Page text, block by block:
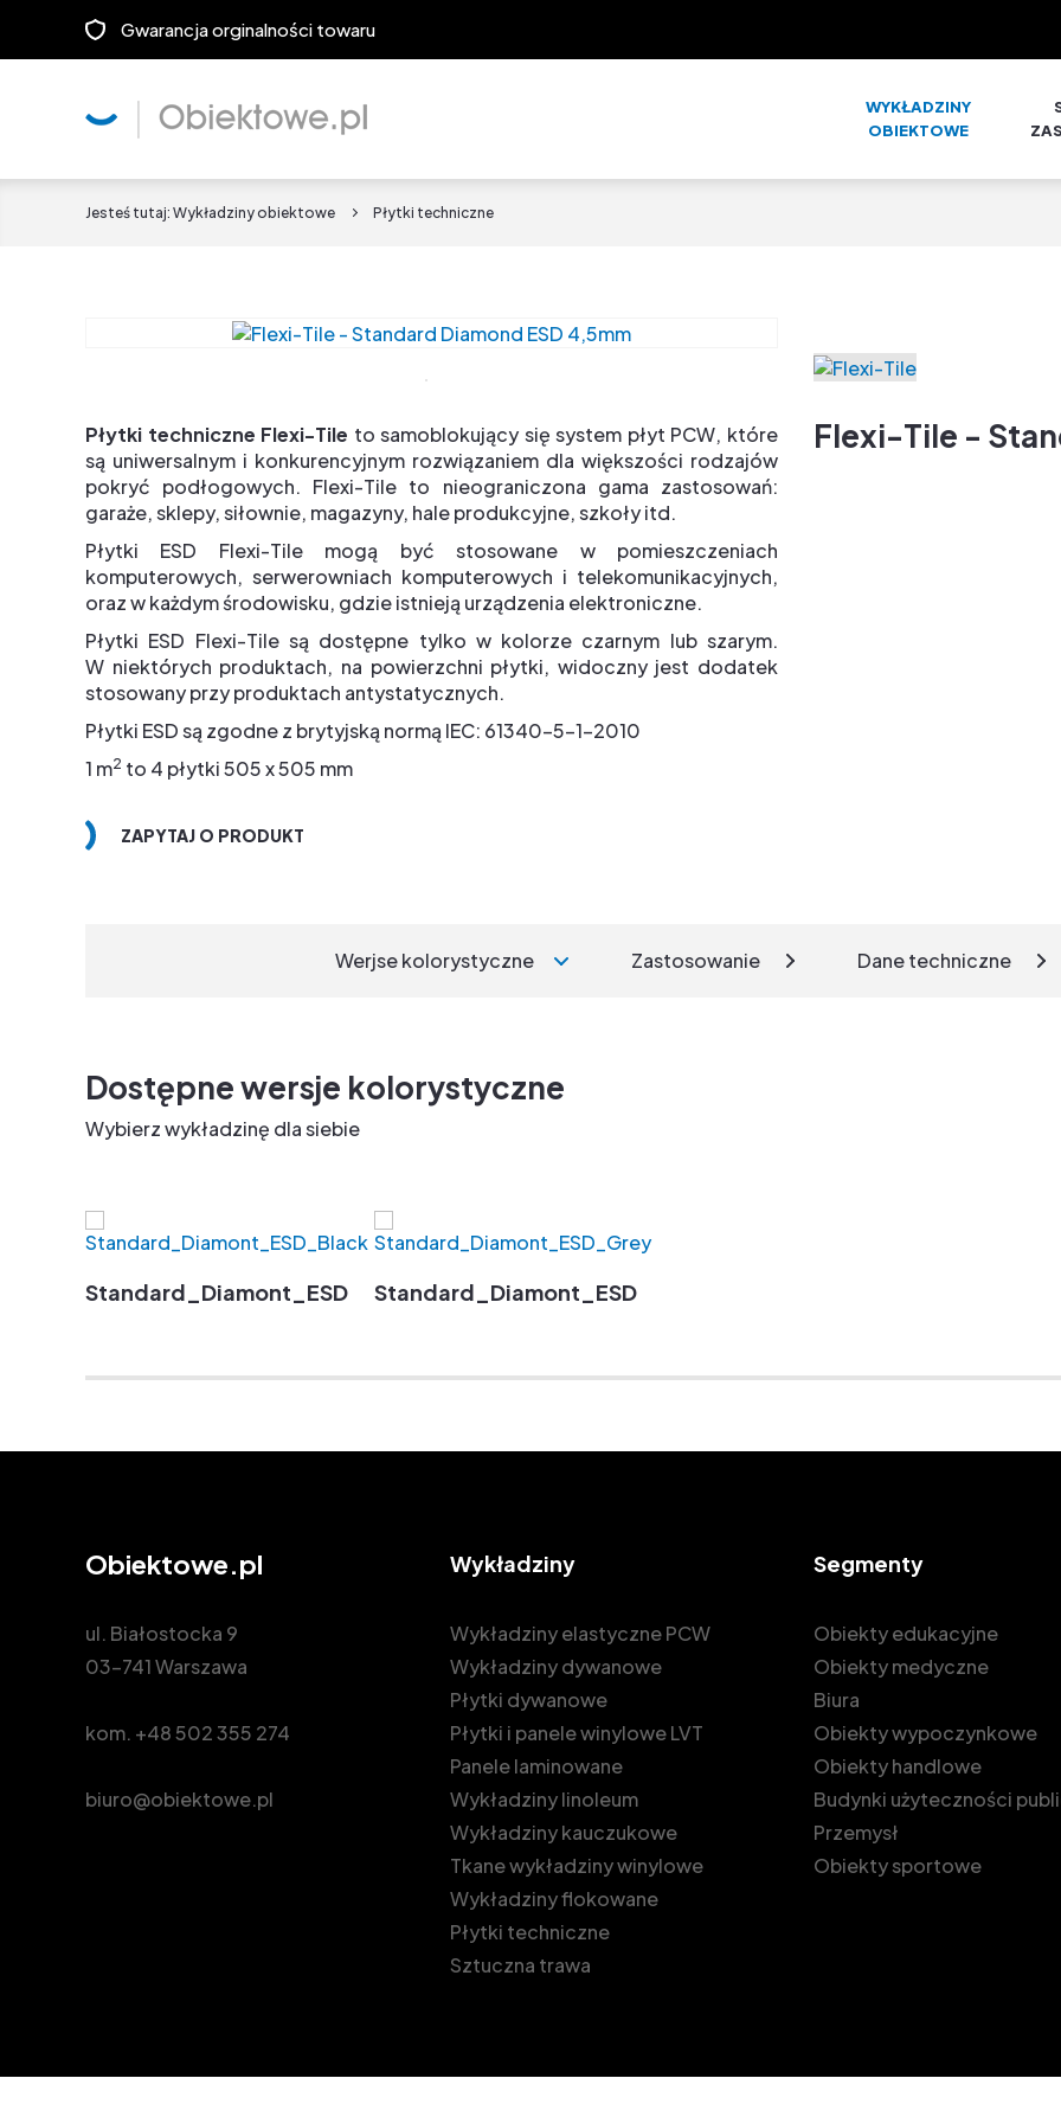
Gwarancja orginalności towaru
WYKŁADZINY
OBIEKTOWE
Jesteś tutaj: Wykładziny obiektowe Płytki techniczne
Flexi-Tile -
Płytki techniczne Flexi-Tile to samoblokujący się system płyt PCW, które
są uniwersalnym i konkurencyjnym rozwiązaniem dla większości rodzajów
pokryć podłogowych. Flexi-Tile to nieograniczona gama zastosowań:
garaże, sklepy, siłownie, magazyny, hale produkcyjne, szkoły itd.
Płytki ESD Flexi-Tile mogą być stosowane w pomieszczeniach
komputerowych, serwerowniach komputerowych i telekomunikacyjnych,
oraz w każdym środowisku, gdzie istnieją urządzenia elektroniczne.
Płytki ESD Flexi-Tile są dostępne tylko w kolorze czarnym lub szarym.
W niektórych produktach, na powierzchni płytki, widoczny jest dodatek
stosowany przy produktach antystatycznych.
Płytki ESD są zgodne z brytyjską normą IEC: 61340-5-1-2010
1 m2 to 4 płytki 505 x 505 mm
ZAPYTAJ O PRODUKT
Werjse kolorystyczne Zastosowanie Dane techniczne
Dostępne wersje kolorystyczne
Wybierz wykładzinę dla siebie
Standard_Diamont_ESD_BlackStandard_Diamont_ESD_Grey
Obiektowe.pl
ul. Białostocka 9
03-741 Warszawa
kom. +48 502 355 274
biuro@obiektowe.pl
Wykładziny
Wykładziny elastyczne PCW
Wykładziny dywanowe
Płytki dywanowe
Płytki i panele winylowe LVT
Panele laminowane
Wykładziny linoleum
Wykładziny kauczukowe
Tkane wykładziny winylowe
Wykładziny flokowane
Płytki techniczne
Sztuczna trawa
Segmenty
Obiekty edukacyjne
Obiekty medyczne
Biura
Obiekty wypoczynkowe
Obiekty handlowe
Budynki użyteczności
Przemysł
Obiekty sportowe